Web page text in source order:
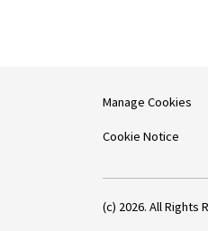
Manage Cookies
Cookie Notice
(c) 2026. All Rights